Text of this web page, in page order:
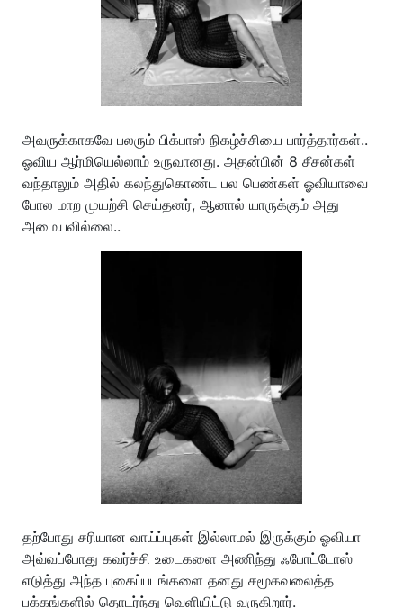
அவருக்காகவே பலரும் பிக்பாஸ் நிகழ்ச்சியை பார்த்தார்கள்..
ஓவிய ஆர்மியெல்லாம் உருவானது. அதன்பின் 8 சீசன்கள்
வந்தாலும் அதில் கலந்துகொண்ட பல பெண்கள் ஓவியாவை
போல மாற முயற்சி செய்தனர், ஆனால் யாருக்கும் அது
அமையவில்லை..
தற்போது சரியான வாய்ப்புகள் இல்லாமல் இருக்கும் ஓவியா
அவ்வப்போது கவர்ச்சி உடைகளை அணிந்து ஃபோட்டோஸ்
எடுத்து அந்த புகைப்படங்களை தனது சமூகவலைத்த
பக்கங்களில் தொடர்ந்து வெளியிட்டு வருகிறார்.